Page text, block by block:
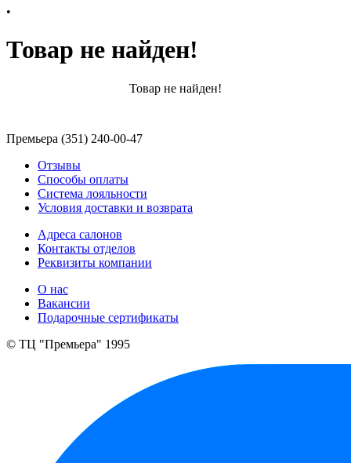
•
Товар не найден!
Товар не найден!
Премьера (351) 240-00-47
Отзывы
Способы оплаты
Система лояльности
Условия доставки и возврата
Адреса салонов
Контакты отделов
Реквизиты компании
О нас
Вакансии
Подарочные сертификаты
© ТЦ "Премьера" 1995